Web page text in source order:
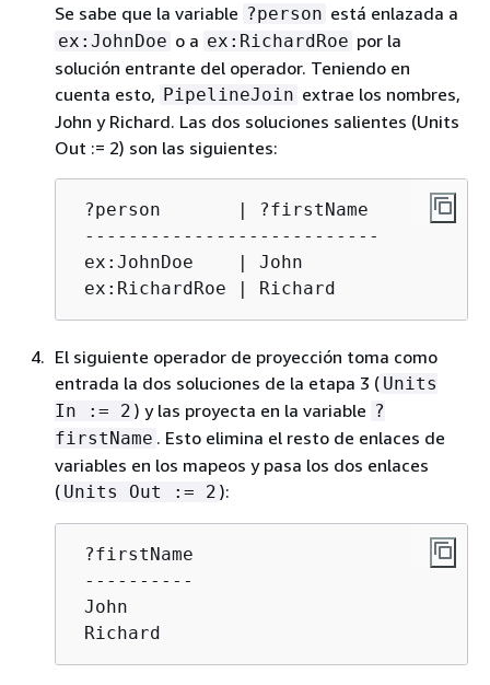
Se sabe que la variable ?person está enlazada a
ex:JohnDoe o a ex:RichardRoe por la
solución entrante del operador. Teniendo en
cuenta esto, PipelineJoin extrae los nombres,
John y Richard. Las dos soluciones salientes (Units
Out := 2) son las siguientes:
?person       | ?firstName
---------------------------
ex:JohnDoe    | John
ex:RichardRoe | Richard
El siguiente operador de proyección toma como
entrada la dos soluciones de la etapa 3 ( Units
In := 2 ) y las proyecta en la variable ?
firstName . Esto elimina el resto de enlaces de
variables en los mapeos y pasa los dos enlaces
( Units Out := 2 ):
?firstName
----------
John
Richard